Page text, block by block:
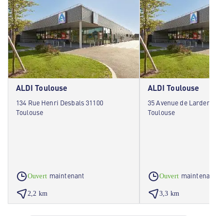
ALDI Toulouse
134 Rue Henri Desbals 31100
Toulouse
Ouvert maintenant
2,2 km
ALDI Toulouse
35 Avenue de
Toulouse
Ouvert maintenant
3,3 km